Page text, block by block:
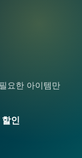
요한 아이템만
인